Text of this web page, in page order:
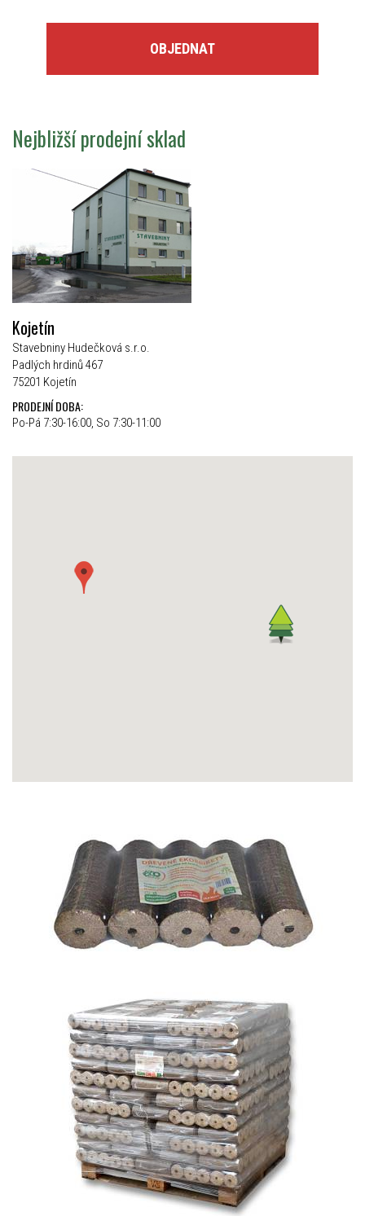
OBJEDNAT
Nejbližší prodejní sklad
Kojetín
Stavebniny Hudečková s.r.o.
Padlých hrdinů 467
75201 Kojetín
PRODEJNÍ DOBA:
Po-Pá 7:30-16:00, So 7:30-11:00